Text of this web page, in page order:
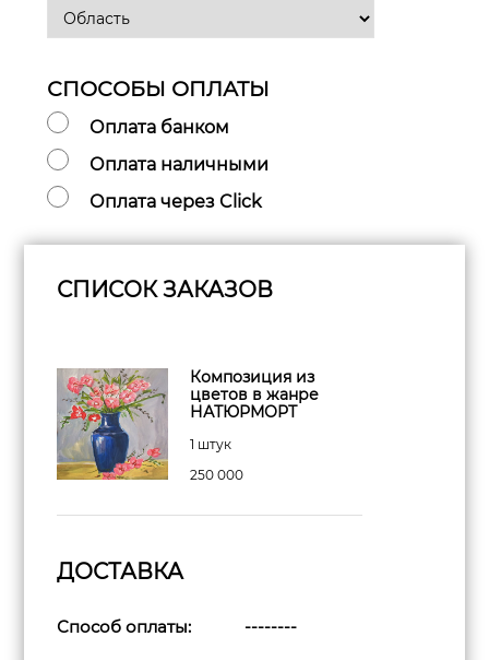
СПОСОБЫ ОПЛАТЫ
Оплата банком
Оплата наличными
Оплата через Click
СПИСОК ЗАКАЗОВ
Композиция из
цветов в жанре
НАТЮРМОРТ
1 штук
250 000
ДОСТАВКА
Способ оплаты: --------